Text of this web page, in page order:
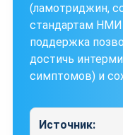
(ламотриджин,
стандартам
поддержка
достичь
симптомов) и
Источник: